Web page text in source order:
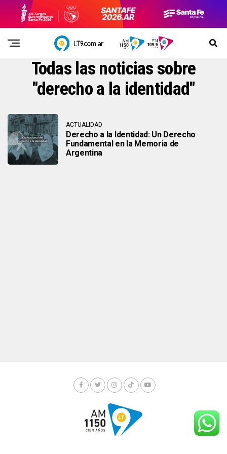
Todas las noticias sobre
"derecho a la identidad"
ACTUALIDAD
Derecho a la Identidad: Un Derecho
Fundamental en la Memoria de
Argentina